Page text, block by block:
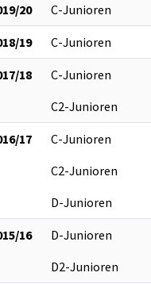
20 C-Junioren
19 C-Junioren
18 C-Junioren
C2-Junioren
17 C-Junioren
C2-Junioren
D-Junioren
16 D-Junioren
D2-Junioren